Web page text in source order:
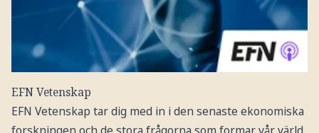
EFN Vetenskap
EFN Vetenskap tar dig med in i den senaste ekonomiska